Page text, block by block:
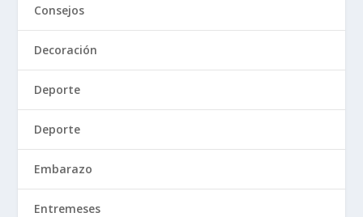
Consejos
Decoración
Deporte
Deporte
Embarazo
Entremeses